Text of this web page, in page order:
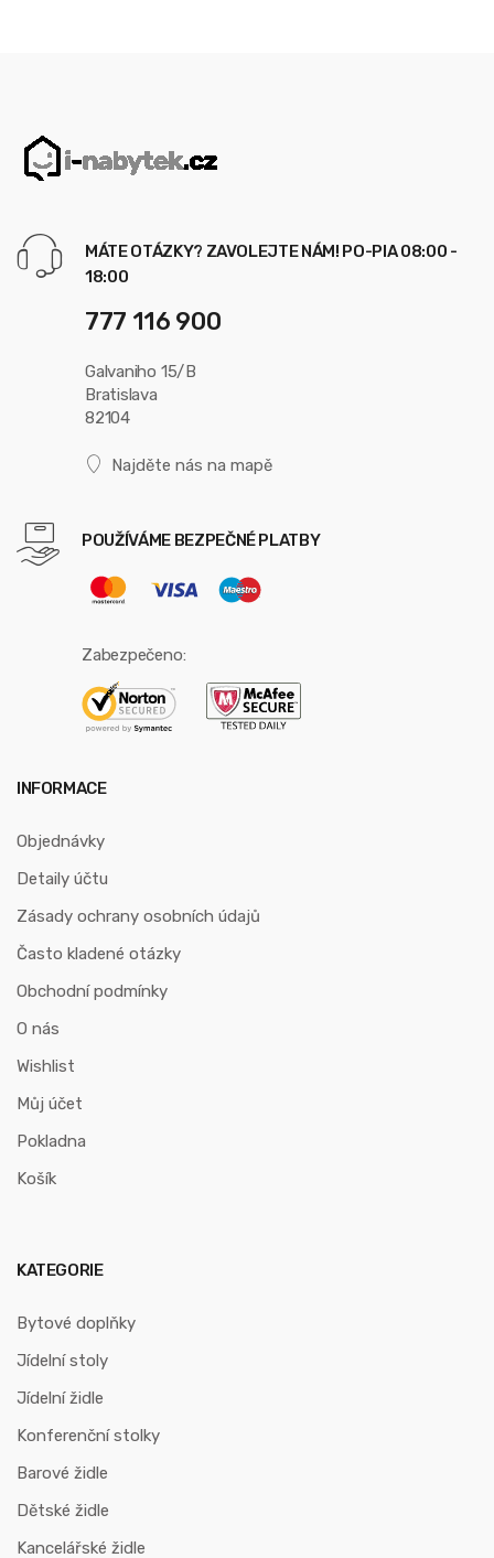
MÁTE OTÁZKY? ZAVOLEJTE NÁM! PO-PIA 08:00 -
18:00
777 116 900
Galvaniho 15/B
Bratislava
82104
Najděte nás na mapě
POUŽÍVÁME BEZPEČNÉ PLATBY
Zabezpečeno:
INFORMACE
Objednávky
Detaily účtu
Zásady ochrany osobních údajů
Často kladené otázky
Obchodní podmínky
O nás
Wishlist
Můj účet
Pokladna
Košík
KATEGORIE
Bytové doplňky
Jídelní stoly
Jídelní židle
Konferenční stolky
Barové židle
Dětské židle
Kancelářské židle